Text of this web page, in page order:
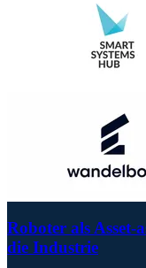
Roboter als
die Industrie